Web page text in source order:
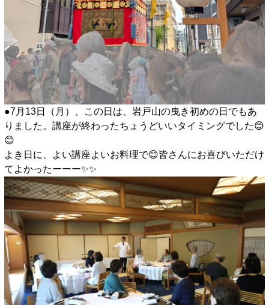
●7月13日（月）、この日は、岩戸山の曳き初めの日でもあ
りました。講座が終わったちょうどいいタイミングでした😊
😊
よき日に、よい講座よいお料理で😊皆さんにお喜びいただけ
てよかったーーー✨️✨️